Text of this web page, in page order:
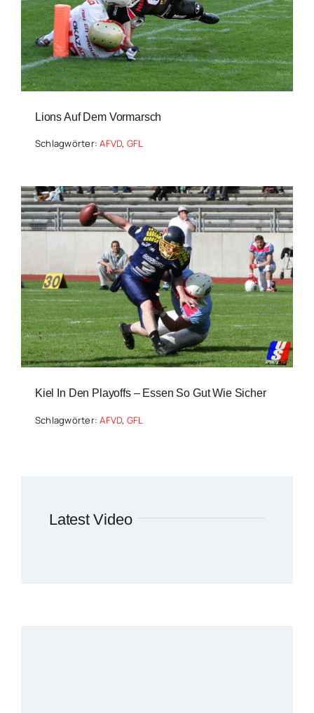
Lions Auf Dem Vormarsch
Schlagwörter:AFVD, GFL
Kiel In Den Playoffs – Essen So Gut Wie Sicher
Schlagwörter:AFVD, GFL
Latest Video